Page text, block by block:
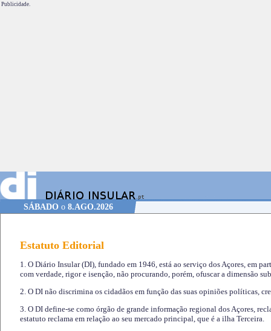
Publicidade.
SÁBADOo 8.AGO.2026
Estatuto Editorial
1. O Diário Insular (DI), fundado em 1946, está ao serviço dos Açores, em
com verdade, rigor e isenção, não procurando, porém, ofuscar a dimensão
2. O DI não discrimina os cidadãos em função das suas opiniões políticas,
3. O DI define-se como órgão de grande informação regional dos Açores,
estatuto reclama em relação ao seu mercado principal, que é a ilha Terceira.